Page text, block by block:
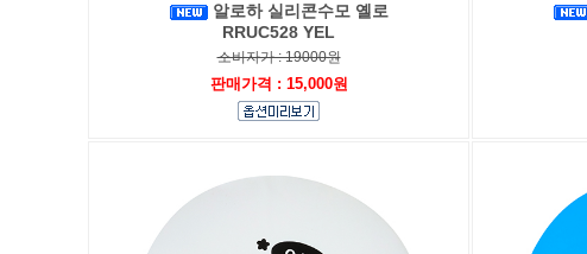
알로하 실리콘수모 옐로
RRUC528 YEL
소비자가 : 19000원
판매가격 : 15,000원